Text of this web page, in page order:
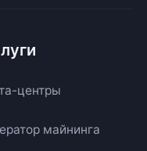
центры
майнинга